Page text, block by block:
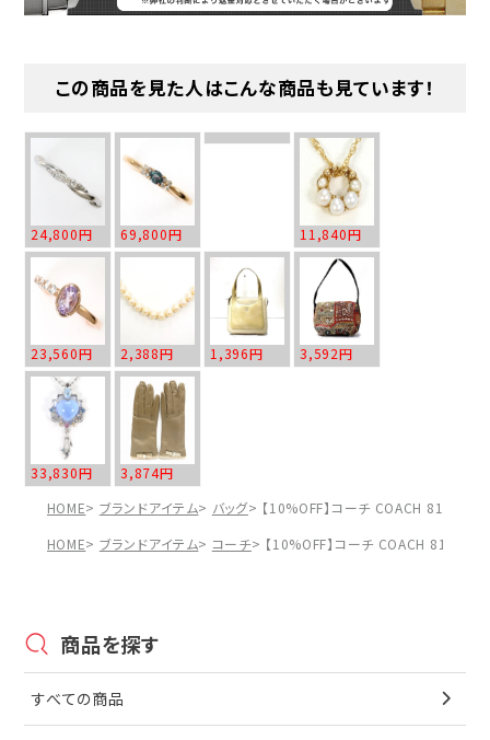
この商品を見た人はこんな商品も見ています！
24,800円 69,800円 11,840円
23,560円 2,388円 1,396円 3,592円
33,830円
3,874円
HOME
ブランドアイテム バッグ
【10%OFF】コーチ COACH 8162 ヘ
HOME
ブランドアイテム コーチ 【10%OFF】コーチ COACH 8162 ヘ
商品を探す
すべての商品